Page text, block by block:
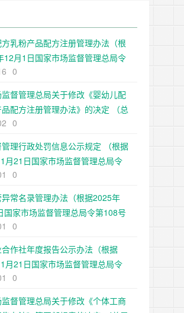
乳粉产品配方注册管理办法（根
12月1日国家市场监督管理总局令
正）
0
督管理总局关于修改《婴幼儿配
配方注册管理办法》的决定 （总
号公布 自公布之日起施行）
0
理行政处罚信息公示规定 （根据
月21日国家市场监督管理总局令
二次修正）
0
常名录管理办法（根据2025年
国家市场监督管理总局令第108号
）
0
作社年度报告公示办法（根据
月21日国家市场监督管理总局令
二次修正）
0
督管理总局关于修改《个体工商